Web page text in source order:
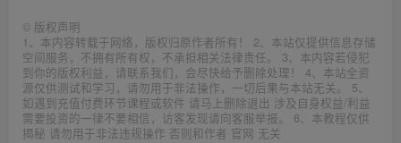
© 版权声明
1、本内容转载于网络，版权归原作者所有！ 2、本站仅提供信息存储
空间服务，不拥有所有权，不承担相关法律责任。 3、本内容若侵犯
到你的版权利益，请联系我们，会尽快给予删除处理！ 4、本站全资
源仅供测试和学习，请勿用于非法操作，一切后果与本站无关。 5、
如遇到充值付费环节课程或软件 请马上删除退出 涉及自身权益/利益
需要投资的一律不要相信，访客发现请向客服举报。 6、本教程仅供
揭秘 请勿用于非法违规操作 否则和作者 官网 无关